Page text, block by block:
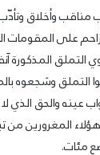
مناقب وأخلاق
على المقومات
المذكورة
التملق وشجعوه
عينه والحق الذي
المغرورين من
مئات.